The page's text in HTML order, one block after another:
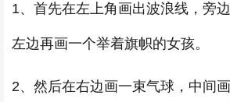
1、首先在左上角画出波浪线，旁
左边再画一个举着旗帜的女孩。
2、然后在右边画一束气球，中间画